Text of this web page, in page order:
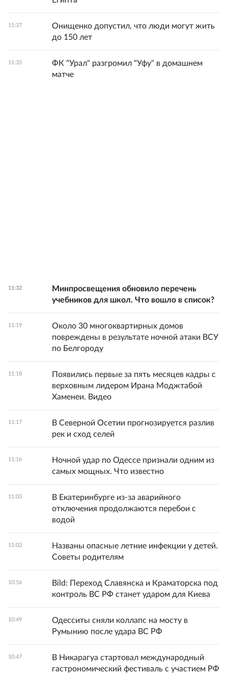
11:37
Онищенко допустил, что люди могут жить
до 150 лет
11:35
ФК "Урал" разгромил "Уфу" в домашнем
матче
11:32
Минпросвещения обновило перечень
учебников для школ. Что вошло в список?
11:19
Около 30 многоквартирных домов
повреждены в результате ночной атаки ВСУ
по Белгороду
11:18
Появились первые за пять месяцев кадры с
верховным лидером Ирана Моджтабой
Хаменеи. Видео
11:17
В Северной Осетии прогнозируется разлив
рек и сход селей
11:16
Ночной удар по Одессе признали одним из
самых мощных. Что известно
11:03
В Екатеринбурге из-за аварийного
отключения продолжаются перебои с
водой
11:02
Названы опасные летние инфекции у детей.
Советы родителям
10:56
Bild: Переход Славянска и Краматорска под
контроль ВС РФ станет ударом для Киева
10:49
Одесситы сняли коллапс на мосту в
Румынию после удара ВС РФ
10:47
В Никарагуа стартовал международный
гастрономический фестиваль с участием РФ